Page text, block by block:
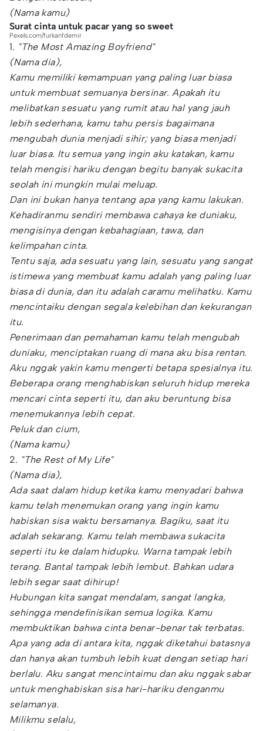
(Nama kamu)
Surat cinta untuk pacar yang so sweet
Pexels.com/furkanfdemir
1. "The Most Amazing Boyfriend"
(Nama dia),
Kamu memiliki kemampuan yang paling luar biasa
untuk membuat semuanya bersinar. Apakah itu
melibatkan sesuatu yang rumit atau hal yang jauh
lebih sederhana, kamu tahu persis bagaimana
mengubah dunia menjadi sihir; yang biasa menjadi
luar biasa. Itu semua yang ingin aku katakan, kamu
telah mengisi hariku dengan begitu banyak sukacita
seolah ini mungkin mulai meluap.
Dan ini bukan hanya tentang apa yang kamu lakukan.
Kehadiranmu sendiri membawa cahaya ke duniaku,
mengisinya dengan kebahagiaan, tawa, dan
kelimpahan cinta.
Tentu saja, ada sesuatu yang lain, sesuatu yang sangat
istimewa yang membuat kamu adalah yang paling luar
biasa di dunia, dan itu adalah caramu melihatku. Kamu
mencintaiku dengan segala kelebihan dan kekurangan
itu.
Penerimaan dan pemahaman kamu telah mengubah
duniaku, menciptakan ruang di mana aku bisa rentan.
Aku nggak yakin kamu mengerti betapa spesialnya itu.
Beberapa orang menghabiskan seluruh hidup mereka
mencari cinta seperti itu, dan aku beruntung bisa
menemukannya lebih cepat.
Peluk dan cium,
(Nama kamu)
2. "The Rest of My Life"
(Nama dia),
Ada saat dalam hidup ketika kamu menyadari bahwa
kamu telah menemukan orang yang ingin kamu
habiskan sisa waktu bersamanya. Bagiku, saat itu
adalah sekarang. Kamu telah membawa sukacita
seperti itu ke dalam hidupku. Warna tampak lebih
terang. Bantal tampak lebih lembut. Bahkan udara
lebih segar saat dihirup!
Hubungan kita sangat mendalam, sangat langka,
sehingga mendefinisikan semua logika. Kamu
membuktikan bahwa cinta benar-benar tak terbatas.
Apa yang ada di antara kita, nggak diketahui batasnya
dan hanya akan tumbuh lebih kuat dengan setiap hari
berlalu. Aku sangat mencintaimu dan aku nggak sabar
untuk menghabiskan sisa hari-hariku denganmu
selamanya.
Milikmu selalu,